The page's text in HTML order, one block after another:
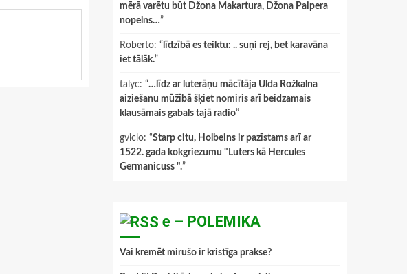
mērā varētu būt Džona Makartura, Džona Paipera
nopelns…”
Roberto: “ līdzībā es teiktu: .. suņi rej, bet karavāna
iet tālāk.”
talyc: “…līdz ar luterāņu mācītāja Ulda Rožkalna
aiziešanu mūžībā šķiet nomiris arī beidzamais
klausāmais gabals tajā radio”
gviclo: “Starp citu, Holbeins ir pazīstams arī ar
1522. gada kokgriezumu "Luters kā Hercules
Germanicuss ".”
e – POLEMIKA
Vai kremēt mirušo ir kristīga prakse?